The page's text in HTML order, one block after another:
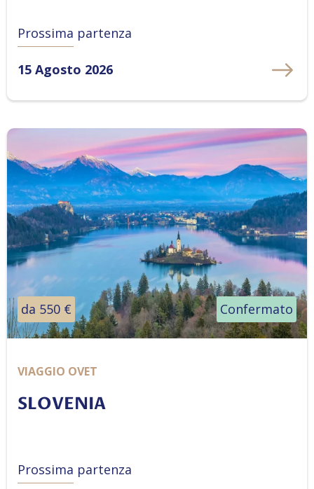
Prossima partenza
15 Agosto 2026
da 550 € Confermato
VIAGGIO OVET
SLOVENIA
Prossima partenza